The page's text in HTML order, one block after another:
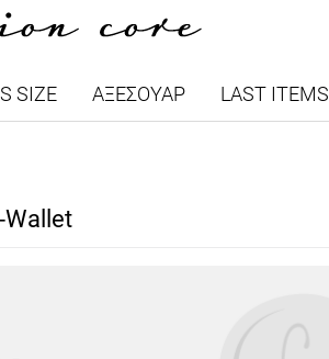
SIZE ΑΞΕΣΟΥΑΡ LAST ITEMS
Wallet